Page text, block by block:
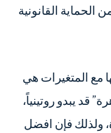
الحماية القانونية
مع المتغيرات هي
قد يبدو روتينياً،
ولذلك فإن افضل